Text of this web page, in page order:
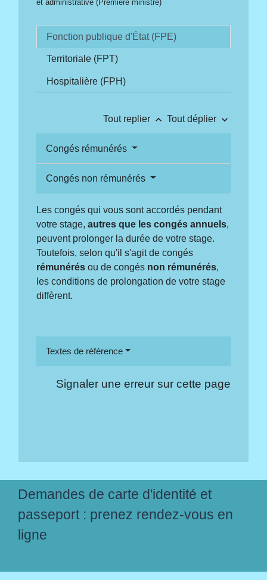
et administrative (Première ministre)
Fonction publique d'État (FPE)
Territoriale (FPT)
Hospitalière (FPH)
Tout replier keyboard_arrow_up Tout déplier keyboard_arrow_down
Congés rémunérés
Congés non rémunérés
Les congés qui vous sont accordés pendant
votre stage,autres que les congés annuels,
peuvent prolonger la durée de votre stage.
Toutefois, selon qu'il s'agit de congés
rémunérés ou de congés non rémunérés,
les conditions de prolongation de votre stage
diffèrent.
Textes de référence
Signaler une erreur sur cette page
Demandes de carte d'identité et
passeport : prenez rendez-vous en
ligne